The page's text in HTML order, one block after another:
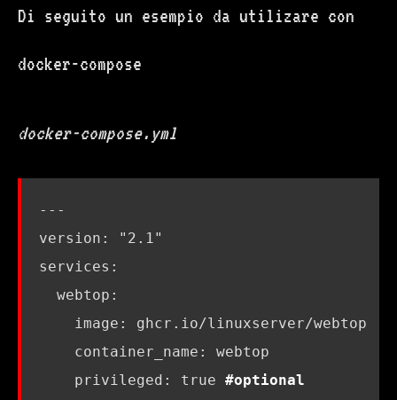
Di seguito un esempio da utilizare con
docker-compose
docker-compose.yml
---
version :
"2.1"
services :
webtop :
image :
ghcr.io/linuxserver/webtop
container_name :
webtop
privileged : true #optional